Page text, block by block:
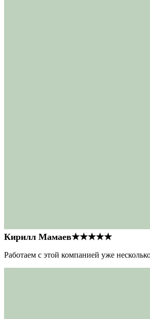
Кирилл Мамаев★★★★★
Работаем с этой компанией уже